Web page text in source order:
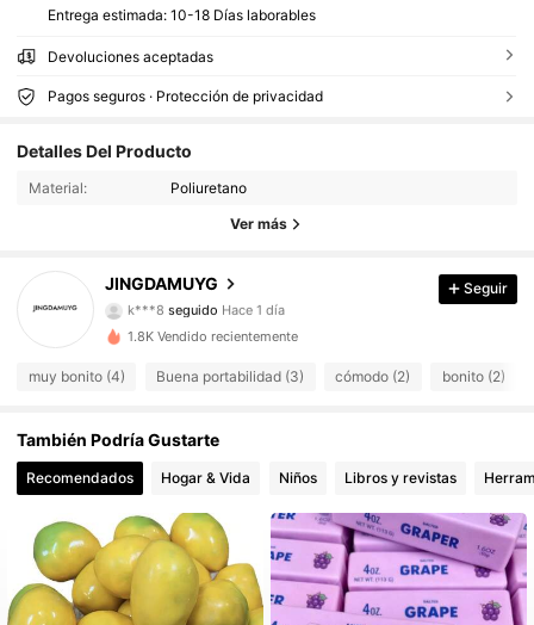
Entrega estimada: 10-18 Días laborables
Devoluciones aceptadas
Pagos seguros · Protección de privacidad
Detalles Del Producto
Material: Poliuretano
Ver más
JINGDAMUYG
4.52
14 Seguidores
4.52
14 Seguidores
14 Seguidores
4.52
4.52
Seguir
1.8K Vendido recientemente
muy bonito (4) Buena portabilidad (3) cómodo (2) bonito (2)
También Podría Gustarte
Recomendados Hogar & Vida Niños Libros y revistas